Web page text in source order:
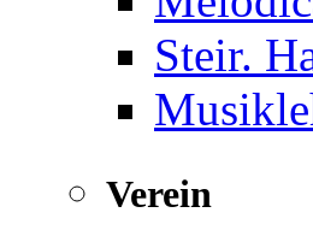
Steir.
Verein